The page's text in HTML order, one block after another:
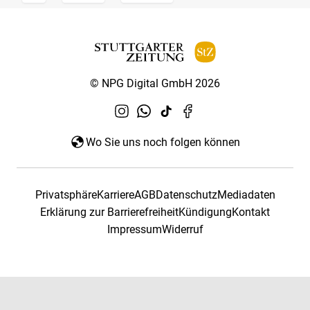
© NPG Digital GmbH 2026
Wo Sie uns noch folgen können
PrivatsphäreKarriereAGBDatenschutzMediadaten
Erklärung zur BarrierefreiheitKündigungKontakt
ImpressumWiderruf